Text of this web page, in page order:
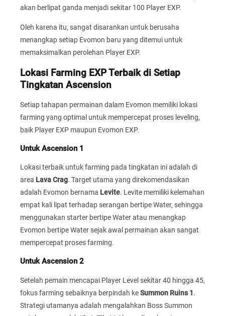
akan berlipat ganda menjadi sekitar 100 Player EXP.
Oleh karena itu, sangat disarankan untuk berusaha
menangkap setiap Evomon baru yang ditemui untuk
memaksimalkan perolehan Player EXP.
Lokasi Farming EXP Terbaik di Setiap
Tingkatan Ascension
Setiap tahapan permainan dalam Evomon memiliki lokasi
farming yang optimal untuk mempercepat proses leveling,
baik Player EXP maupun Evomon EXP.
Untuk Ascension 1
Lokasi terbaik untuk farming pada tingkatan ini adalah di
area Lava Crag. Target utama yang direkomendasikan
adalah Evomon bernama Levite. Levite memiliki kelemahan
empat kali lipat terhadap serangan bertipe Water, sehingga
menggunakan starter bertipe Water atau menangkap
Evomon bertipe Water sejak awal permainan akan sangat
mempercepat proses farming.
Untuk Ascension 2
Setelah pemain mencapai Player Level sekitar 40 hingga 45,
fokus farming sebaiknya berpindah keSummon Ruins 1.
Strategi utamanya adalah mengalahkan Boss Summon